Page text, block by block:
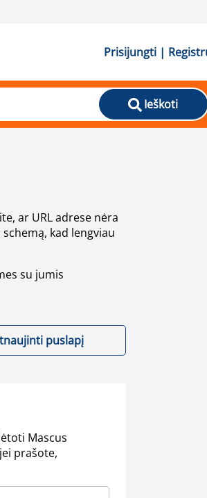
Prisijungti |
Ieškoti
ar URL adrese nėra
kad lengviau
su jumis
puslapį
Mascus
prašote,